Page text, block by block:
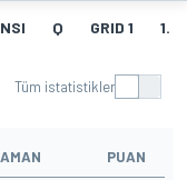
Q GRID 1 1.
Tüm istatistikler
PUAN